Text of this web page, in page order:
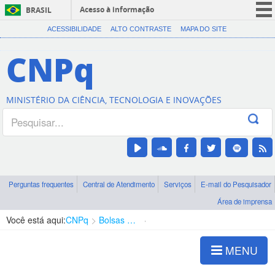
BRASIL
Acesso à informação
CORONAVÍRUS (COVID-19)
Canais
ACESSIBILIDADE ALTO CONTRASTE MAPA DO SITE
CNPq
MINISTÉRIO DA CIÊNCIA, TECNOLOGIA E INOVAÇÕES
Perguntas frequentes Central de Atendimento Serviços
E-mail do Pesquisador
Área de imprensa
Você está aqui:CNPq Bolsas e Auxílios Vigentes
MENU